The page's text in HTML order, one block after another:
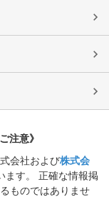
注意》
会社および株式会
ます。 正確な情報掲
ものではありませ